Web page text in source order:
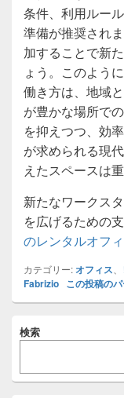
条件、利用ルー
準備が推奨され
加することで新
ょう。このよう
働き方は、地域
が豊かな場所で
を抑えつつ、効
が求められる現
えたスペースは
新たなワークス
を広げるための
のレンタルオフ
カテゴリー:オフィス
Fabrizio この投稿の
イ
イ
検索